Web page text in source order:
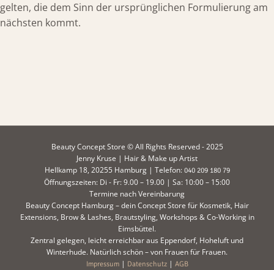
gelten, die dem Sinn der ursprünglichen Formulierung am
nächsten kommt.
Beauty Concept Store © All Rights Reserved - 2025
Jenny Kruse | Hair & Make up Artist
Hellkamp 18, 20255 Hamburg | Telefon: 040 209 180 79
Öffnungszeiten: Di - Fr: 9.00 – 19.00 | Sa: 10:00 – 15:00
Termine nach Vereinbarung
Beauty Concept Hamburg – dein Concept Store für Kosmetik, Hair
Extensions, Brow & Lashes, Brautstyling, Workshops & Co-Working in
Eimsbüttel.
Zentral gelegen, leicht erreichbar aus Eppendorf, Hoheluft und
Winterhude. Natürlich schön – von Frauen für Frauen.
Impressum| Datenschutz| AGB